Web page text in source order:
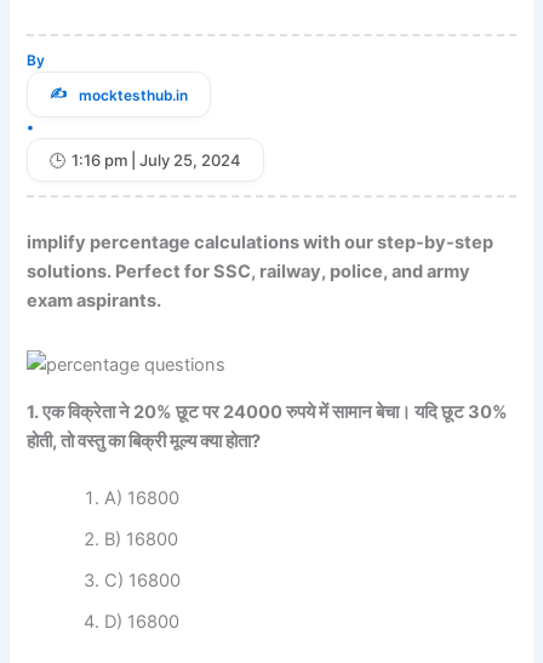
By
mocktesthub.in
•
1:16 pm | July 25, 2024
implify percentage calculations with our step-by-step
solutions. Perfect for SSC, railway, police, and army
exam aspirants.
1. एक विक्रेता ने 20% छूट पर 24000 रुपये में सामान बेचा। यदि छूट 30%
होती, तो वस्तु का बिक्री मूल्य क्या होता?
A) 16800
B) 16800
C) 16800
D) 16800